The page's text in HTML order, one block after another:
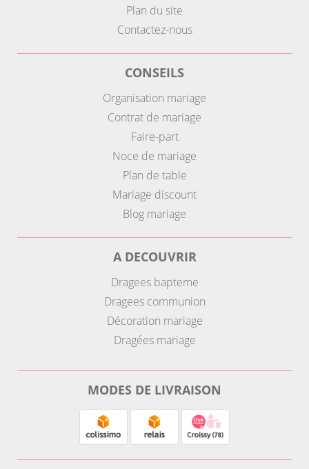
Plan du site
Contactez-nous
CONSEILS
Organisation mariage
Contrat de mariage
Faire-part
Noce de mariage
Plan de table
Mariage discount
Blog mariage
A DECOUVRIR
Dragees bapteme
Dragees communion
Décoration mariage
Dragées mariage
MODES DE LIVRAISON